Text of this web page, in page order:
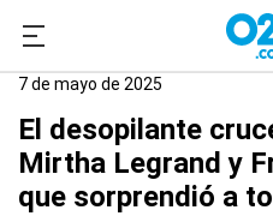
7 de mayo de 2025
El desopilante
Mirtha Legrand y
que sorprendió a